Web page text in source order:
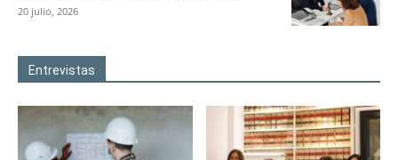
20 julio, 2026
Entrevistas